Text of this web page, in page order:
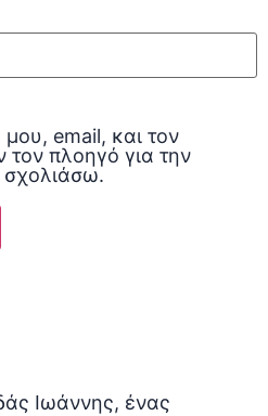
email, και τον
τον πλοηγό για την
Ιωάννης, ένας